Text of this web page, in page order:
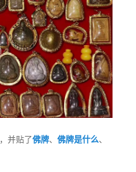
并贴了佛牌、佛牌是什么、